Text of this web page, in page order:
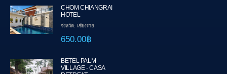
CHOM CHIANGRAI
HOTEL
จังหวัด: เชียงราย
650.00฿
BETEL PALM
VILLAGE - CASA